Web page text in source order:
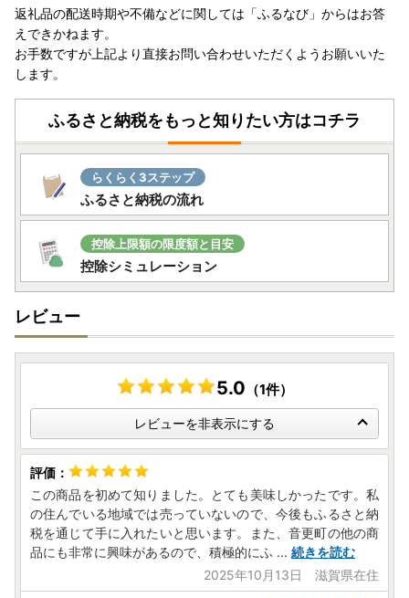
返礼品の配送時期や不備などに関しては「ふるなび」からはお答
えできかねます。
お手数ですが上記より直接お問い合わせいただくようお願いいた
します。
ふるさと納税をもっと知りたい方はコチラ
らくらく3ステップ
ふるさと納税の流れ
控除上限額の限度額と目安
控除シミュレーション
レビュー
5.0 （1件）
レビューを非表示にする
この商品を初めて知りました。とても美味しかったです。私
の住んでいる地域では売っていないので、今後もふるさと納
税を通じて手に入れたいと思います。また、音更町の他の商
品にも非常に興味があるので、積極的にふ ... 続きを読む
2025年10月13日 滋賀県在住